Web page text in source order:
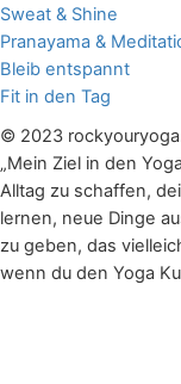
Sweat & Shine
Pranayama &
Bleib entspannt
Fit in den Tag
© 2023
„Mein Ziel in den
Alltag zu schaffen,
lernen, neue Dinge
zu geben, das
wenn du den Yoga